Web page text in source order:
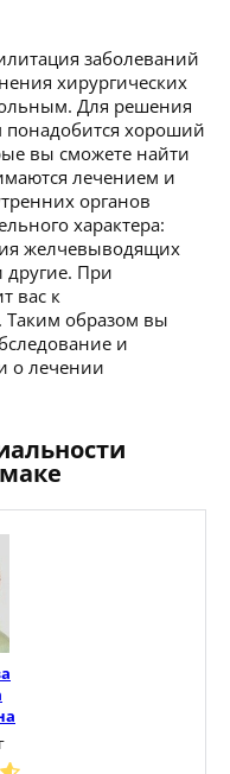
заболеваний
хирургических
Для решения
понадобится хороший
вы сможете найти
лечением и
органов
характера:
желчевыводящих
другие. При
вас к
Таким образом вы
и
о лечении